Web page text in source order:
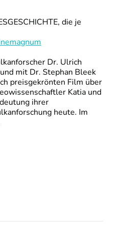
die je
Dr. Ulrich
mit Dr. Stephan Bleek
preisgekrönten Film über
Katia und
ihrer
heute. Im